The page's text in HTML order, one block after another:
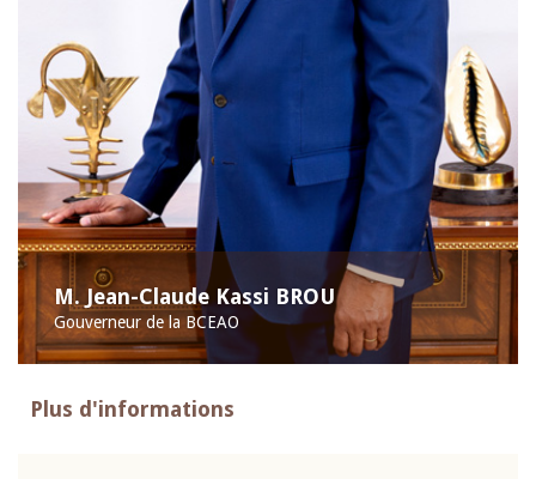
M. Jean-Claude Kassi BROU
Gouverneur de la BCEAO
Plus d'informations